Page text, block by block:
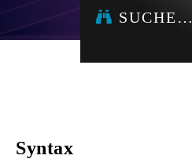
SUCHE…
Syntax